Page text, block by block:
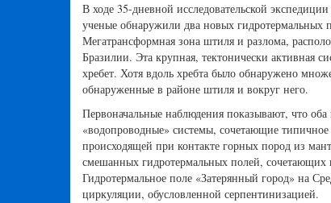
В ходе 35-дневной исследовательской
ученые обнаружили два новых гидротермальных
Мегатрансформная зона штиля и разлома,
Бразилии. Эта крупная, тектонически активная
хребет. Хотя вдоль хребта было обнаружено
обнаруженные в районе штиля и вокруг него.
Первоначальные наблюдения показывают, что
«водопроводные» системы, сочетающие
происходящей при контакте горных пород из
смешанных гидротермальных полей, сочетающих
Гидротермальное поле «Затерянный город» на
циркуляции, обусловленной серпентинизацией.